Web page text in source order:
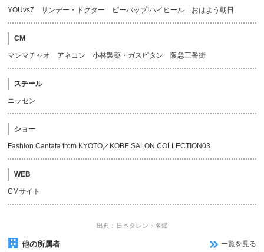
YOUvs7 サンデー・ドクター ビーバップ!ハイヒール おはよう朝日
CM
マンマチャオ アネコン 小林製薬・ガスピタン 阪急三番街
スチール
ニッセン
ショー
Fashion Cantata from KYOTO／KOBE SALON COLLECTION03
WEB
CMサイト
出典：日本タレント名鑑
他の所属者 一覧を見る